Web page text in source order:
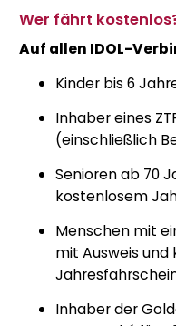
Wer fährt
Auf allen IDOL-
Kinder bis 6
Inhaber eines
(einschließlich
Senioren ab 70
kostenlosem
Menschen mit
mit Ausweis
Inhaber der